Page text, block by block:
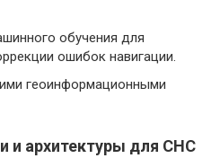
обучения для
ошибок навигации.
геоинформационными
и архитектуры для СНС